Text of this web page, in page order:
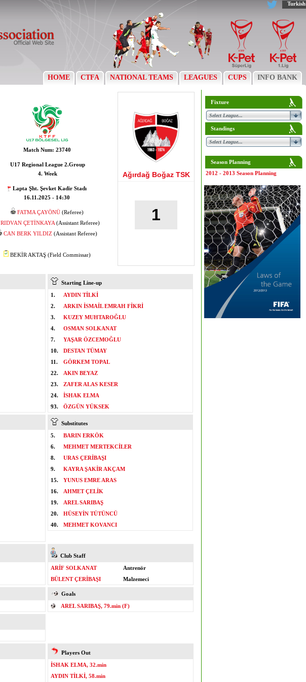
Turkish
HOME CTFA NATIONAL TEAMS LEAGUES CUPS INFO BANK
Match Num: 23740
U17 Regional League 2.Group
4. Week
Lapta Şht. Şevket Kadir Stadı
16.11.2025 - 14:30
FATMA ÇAYÖNÜ(Referee)
RIDVAN ÇETİNKAYA (Assistant Referee)
CAN BERK YILDIZ (Assistant Referee)
BEKİR AKTAŞ (Field Commissar)
Ağırdağ Boğaz TSK
1
Starting Line-up
1.
AYDIN TİLKİ
2.
ARKIN İSMAİL EMRAH FİKRİ
3.
KUZEY MUHTAROĞLU
4.
OSMAN SOLKANAT
7.
YAŞAR ÖZCEMOĞLU
10.
DESTAN TÜMAY
11.
GÖRKEM TOPAL
22.
AKIN BEYAZ
23.
ZAFER ALAS KESER
24.
İSHAK ELMA
93.
ÖZGÜN YÜKSEK
Substitutes
5.
BARIN ERKÖK
6.
MEHMET MERTEKCİLER
8.
URAS ÇERİBAŞI
9.
KAYRA ŞAKİR AKÇAM
15.
YUNUS EMRE ARAS
16.
AHMET ÇELİK
19.
AREL SARIBAŞ
20.
HÜSEYİN TÜTÜNCÜ
40.
MEHMET KOVANCI
Club Staff
ARİF SOLKANAT
Antrenör
BÜLENT ÇERİBAŞI
Malzemeci
Goals
AREL SARIBAŞ, 79.min (F)
Players Out
İSHAK ELMA, 32.min
AYDIN TİLKİ, 58.min
Fixture
Standings
Season Planning
2012 - 2013 Season Planning